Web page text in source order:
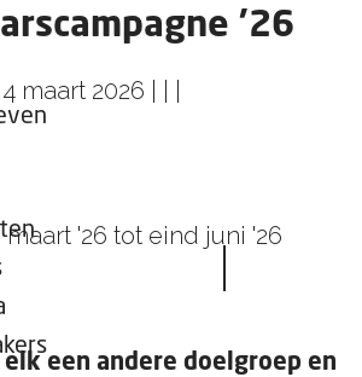
'26
4 maart 2026
maart '26 tot eind juni '26
een andere doelgroep en